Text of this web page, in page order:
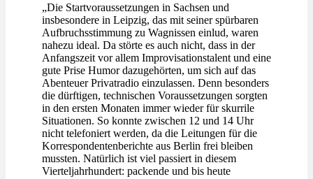
„Die Startvoraussetzungen in Sachsen und
insbesondere in Leipzig, das mit seiner spürbaren
Aufbruchsstimmung zu Wagnissen einlud, waren
nahezu ideal. Da störte es auch nicht, dass in der
Anfangszeit vor allem Improvisationstalent und eine
gute Prise Humor dazugehörten, um sich auf das
Abenteuer Privatradio einzulassen. Denn besonders
die dürftigen, technischen Voraussetzungen sorgten
in den ersten Monaten immer wieder für skurrile
Situationen. So konnte zwischen 12 und 14 Uhr
nicht telefoniert werden, da die Leitungen für die
Korrespondentenberichte aus Berlin frei bleiben
mussten. Natürlich ist viel passiert in diesem
Vierteljahrhundert: packende und bis heute